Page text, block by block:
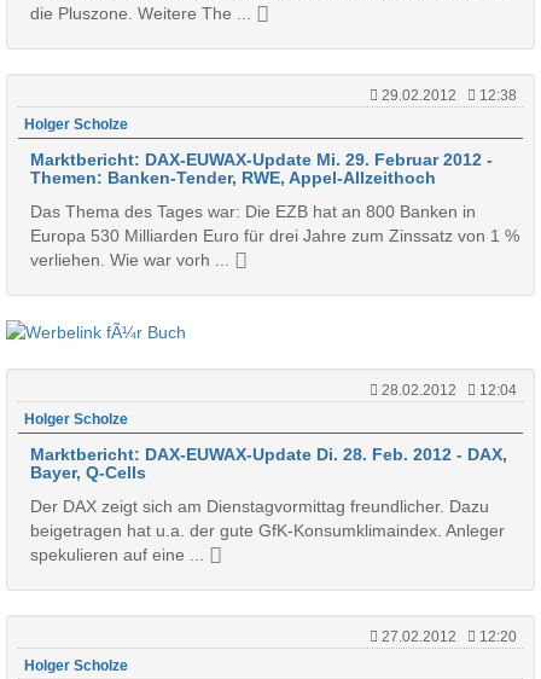
die Pluszone. Weitere The ...
29.02.2012
12:38
Holger Scholze
Marktbericht: DAX-EUWAX-Update Mi. 29. Februar 2012 -
Themen: Banken-Tender, RWE, Appel-Allzeithoch
Das Thema des Tages war: Die EZB hat an 800 Banken in
Europa 530 Milliarden Euro für drei Jahre zum Zinssatz von 1 %
verliehen. Wie war vorh ...
28.02.2012
12:04
Holger Scholze
Marktbericht: DAX-EUWAX-Update Di. 28. Feb. 2012 - DAX,
Bayer, Q-Cells
Der DAX zeigt sich am Dienstagvormittag freundlicher. Dazu
beigetragen hat u.a. der gute GfK-Konsumklimaindex. Anleger
spekulieren auf eine ...
27.02.2012
12:20
Holger Scholze